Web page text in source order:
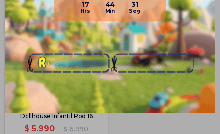
17 44 31
Bicicleta Verden Gabbys
Dollhouse Infantil Rod 16
$ 5.990 $ 6.990